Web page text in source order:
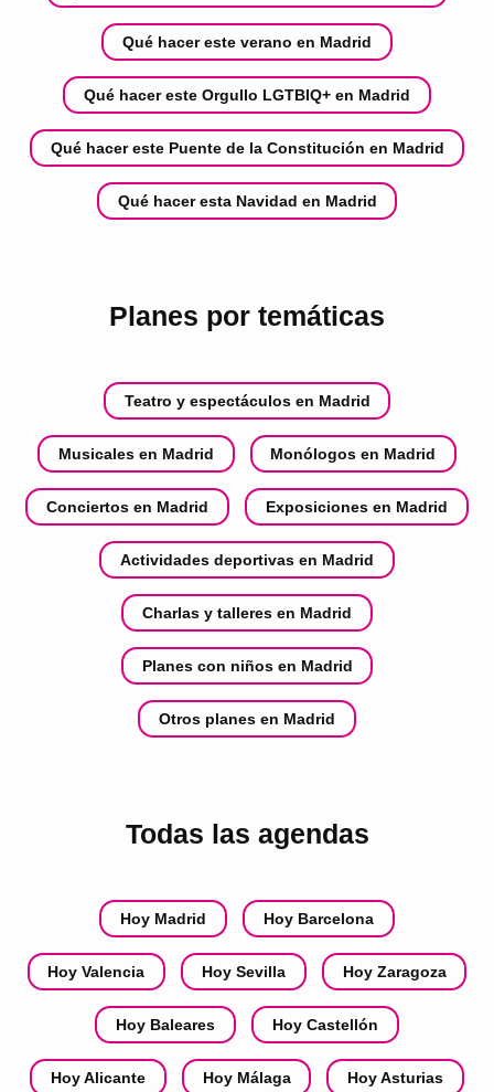
Qué hacer este verano en Madrid
Qué hacer este Orgullo LGTBIQ+ en Madrid
Qué hacer este Puente de la Constitución en Madrid
Qué hacer esta Navidad en Madrid
Planes por temáticas
Teatro y espectáculos en Madrid
Musicales en Madrid Monólogos en Madrid
Conciertos en Madrid Exposiciones en Madrid
Actividades deportivas en Madrid
Charlas y talleres en Madrid
Planes con niños en Madrid
Otros planes en Madrid
Todas las agendas
Hoy Madrid Hoy Barcelona
Hoy Valencia Hoy Sevilla Hoy Zaragoza
Hoy Baleares Hoy Castellón
Hoy Alicante Hoy Málaga Hoy Asturias